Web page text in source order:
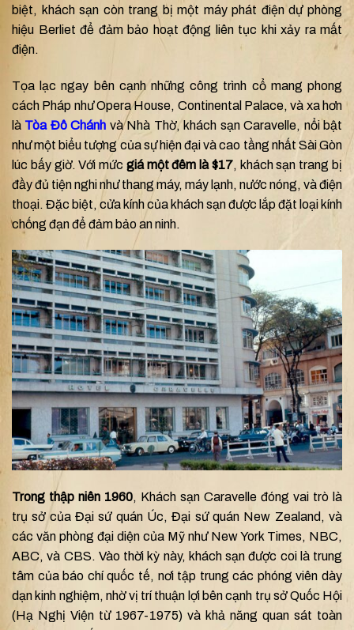
biệt, khách sạn còn trang bị một máy phát điện dự phòng
hiệu Berliet để đảm bảo hoạt động liên tục khi xảy ra mất
điện.
Tọa lạc ngay bên cạnh những công trình cổ mang phong
cách Pháp như Opera House, Continental Palace, và xa hơn
là Tòa Đô Chánh và Nhà Thờ, khách sạn Caravelle, nổi bật
như một biểu tượng của sự hiện đại và cao tầng nhất Sài Gòn
lúc bấy giờ. Với mức giá một đêm là $17, khách sạn trang bị
đầy đủ tiện nghi như thang máy, máy lạnh, nước nóng, và điện
thoại. Đặc biệt, cửa kính của khách sạn được lắp đặt loại kính
chống đạn để đảm bảo an ninh.
Trong thập niên 1960, Khách sạn Caravelle đóng vai trò là
trụ sở của Đại sứ quán Úc, Đại sứ quán New Zealand, và
các văn phòng đại diện của Mỹ như New York Times, NBC,
ABC, và CBS. Vào thời kỳ này, khách sạn được coi là trung
tâm của báo chí quốc tế, nơi tập trung các phóng viên dày
dạn kinh nghiệm, nhờ vị trí thuận lợi bên cạnh trụ sở Quốc Hội
(Hạ Nghị Viện từ 1967-1975) và khả năng quan sát toàn